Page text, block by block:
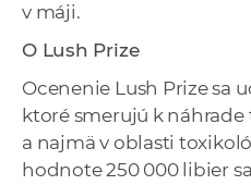
v máji.
O Lush Prize
Ocenenie Lush Prize sa
ktoré smerujú k náhrade
a najmä v oblasti
hodnote 250 000 libier